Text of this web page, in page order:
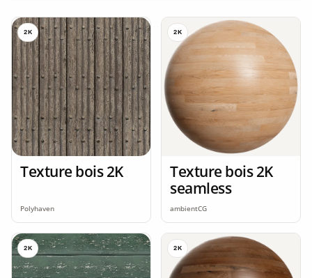
2K
Texture bois 2K
Polyhaven
2K
Texture bois 2K
seamless
ambientCG
2K 2K